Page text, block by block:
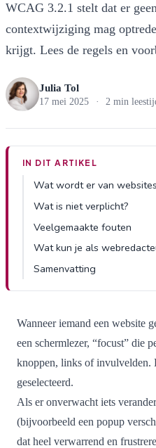
WCAG 3.2.1 stelt dat er
contextwijziging mag
krijgt. Lees de regels en
Julia Tol
17 mei 2025 · 2 min
IN DIT ARTIKEL
Wat wordt er van
Wat is niet verplicht?
Veelgemaakte fouten
Wat kun je als
Samenvatting
Wanneer iemand een website
een schermlezer, “focust” die
knoppen, links of invulvelden.
geselecteerd.
Als er onverwacht iets
(bijvoorbeeld een popup
dat heel verwarrend en